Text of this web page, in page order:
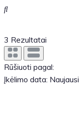
3 Rezultatai
Rūšiuoti pagal:
Įkėlimo data: Naujausi